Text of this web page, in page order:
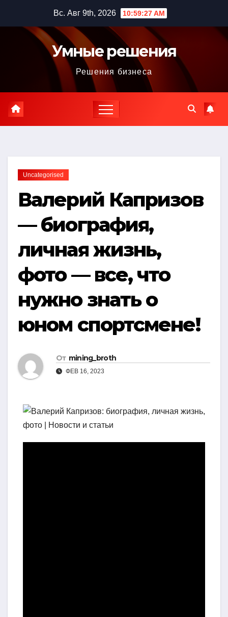
содержимому
Вс. Авг 9th, 2026 10:59:28 AM
Умные решения
Решения бизнеса
Uncategorised
Валерий Капризов
— биография,
личная жизнь,
фото — все, что
нужно знать о
юном спортсмене!
От mining_broth
ФЕВ 16, 2023